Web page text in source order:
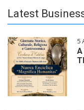
Latest
5
A